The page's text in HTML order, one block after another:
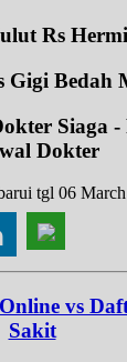
Rs
Gigi Bedah
Siaga -
Dokter
tgl 06
vs
Sakit